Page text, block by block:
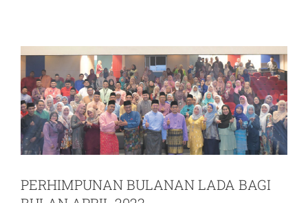
PERHIMPUNAN BULANAN LADA BAGI